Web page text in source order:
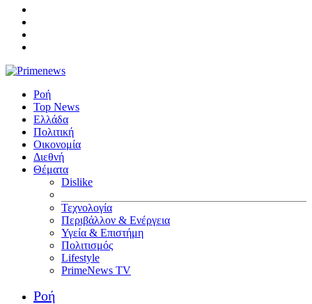
Ροή
Top News
Ελλάδα
Πολιτική
Οικονομία
Διεθνή
Θέματα
Dislike
Τεχνολογία
Περιβάλλον & Ενέργεια
Υγεία & Επιστήμη
Πολιτισμός
Lifestyle
PrimeNews TV
Ροή